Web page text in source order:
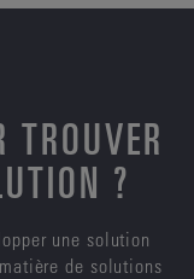
TROUVER
?
une solution
de solutions